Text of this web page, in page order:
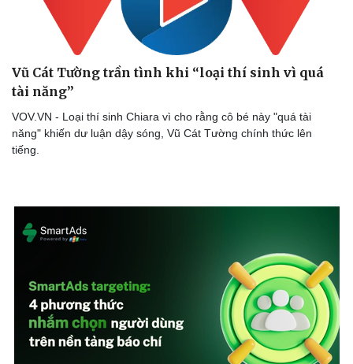
Vũ Cát Tường trần tình khi “loại thí sinh vì quá
tài năng”
VOV.VN - Loại thí sinh Chiara vì cho rằng cô bé này "quá tài
năng" khiến dư luận dậy sóng, Vũ Cát Tường chính thức lên
tiếng.